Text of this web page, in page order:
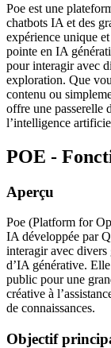
Poe est une
chatbots IA et des
expérience unique
pointe en IA
pour interagir avec
exploration. Que
contenu ou
offre une passerelle
l’intelligence
POE -
Aperçu
Poe (Platform for
IA développée par
interagir avec
d’IA générative.
public pour une
créative à
de connaissances.
Objectif